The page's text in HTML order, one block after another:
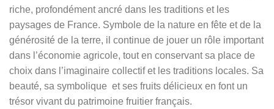
riche, profondément ancré dans les traditions et les
paysages de France. Symbole de la nature en fête et de la
générosité de la terre, il continue de jouer un rôle important
dans l’économie agricole, tout en conservant sa place de
choix dans l’imaginaire collectif et les traditions locales. Sa
beauté, sa symbolique et ses fruits délicieux en font un
trésor vivant du patrimoine fruitier français.